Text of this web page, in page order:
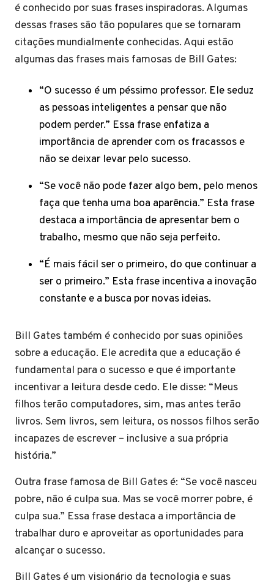
é conhecido por suas frases inspiradoras. Algumas
dessas frases são tão populares que se tornaram
citações mundialmente conhecidas. Aqui estão
algumas das frases mais famosas de Bill Gates:
“O sucesso é um péssimo professor. Ele seduz
as pessoas inteligentes a pensar que não
podem perder.” Essa frase enfatiza a
importância de aprender com os fracassos e
não se deixar levar pelo sucesso.
“Se você não pode fazer algo bem, pelo menos
faça que tenha uma boa aparência.” Esta frase
destaca a importância de apresentar bem o
trabalho, mesmo que não seja perfeito.
“É mais fácil ser o primeiro, do que continuar a
ser o primeiro.” Esta frase incentiva a inovação
constante e a busca por novas ideias.
Bill Gates também é conhecido por suas opiniões
sobre a educação. Ele acredita que a educação é
fundamental para o sucesso e que é importante
incentivar a leitura desde cedo. Ele disse: “Meus
filhos terão computadores, sim, mas antes terão
livros. Sem livros, sem leitura, os nossos filhos serão
incapazes de escrever – inclusive a sua própria
história.”
Outra frase famosa de Bill Gates é: “Se você nasceu
pobre, não é culpa sua. Mas se você morrer pobre, é
culpa sua.” Essa frase destaca a importância de
trabalhar duro e aproveitar as oportunidades para
alcançar o sucesso.
Bill Gates é um visionário da tecnologia e suas